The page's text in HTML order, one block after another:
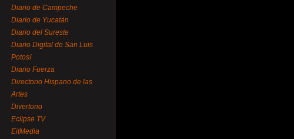
Diario de Campeche
Diario de Yucatán
Diario del Sureste
Diario Digital de San Luis
Potosí
Diario Fuerza
Directorio Hispano de las
Artes
Divertorio
Eclipse TV
EitMedia